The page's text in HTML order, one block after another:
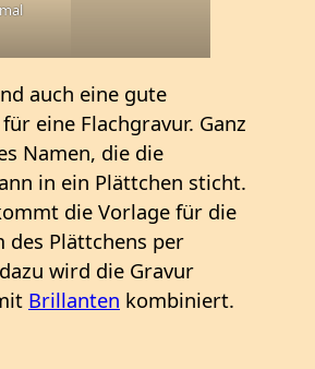
auch eine gute
eine Flachgravur. Ganz
Namen, die die
in ein Plättchen sticht.
die Vorlage für die
des Plättchens per
wird die Gravur
Brillanten kombiniert.